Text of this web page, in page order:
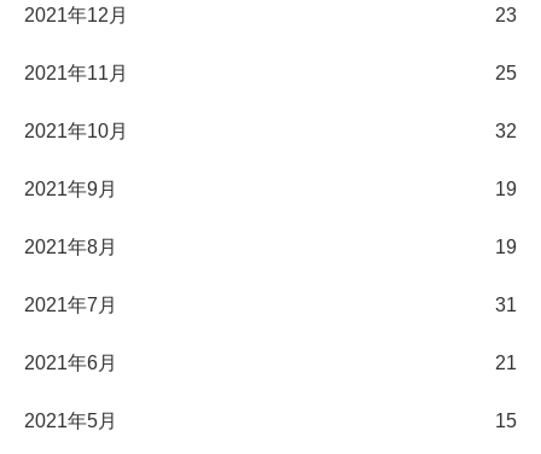
2021年12月 23
2021年11月 25
2021年10月 32
2021年9月 19
2021年8月 19
2021年7月 31
2021年6月 21
2021年5月 15